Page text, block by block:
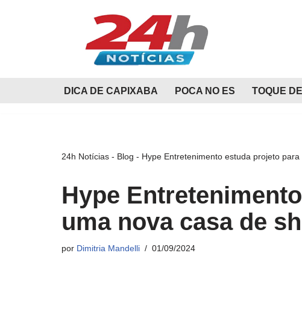
DICA DE CAPIXABA
POCA NO ES TOQUE
24h Notícias - Blog - Hype Entretenimento estuda projeto
Hype
uma nova casa de
por Dimitria Mandelli 01/09/2024